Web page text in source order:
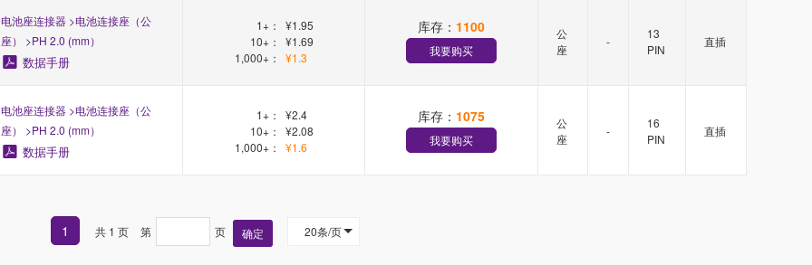
电池座连接器 >电池连接座（公
座） >PH 2.0 (mm）
数据手册
1+：
¥1.95
10+：
¥1.69
1,000+：
¥1.3
库存： 1100
我要购买
公
座
-
13
PIN
直插
电池座连接器 >电池连接座（公
座） >PH 2.0 (mm）
数据手册
1+：
¥2.4
10+：
¥2.08
1,000+：
¥1.6
库存： 1075
我要购买
公
座
-
16
PIN
直插
1 共 1 页 第 页 确定 20条/页